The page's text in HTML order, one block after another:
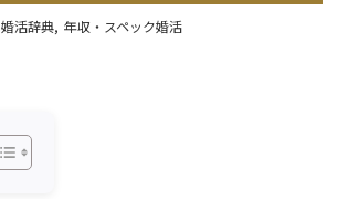
婚活辞典 年収・スペック婚活